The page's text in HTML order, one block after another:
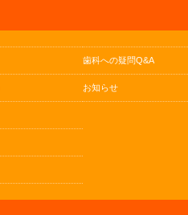
歯科への疑問Q&A
お知らせ